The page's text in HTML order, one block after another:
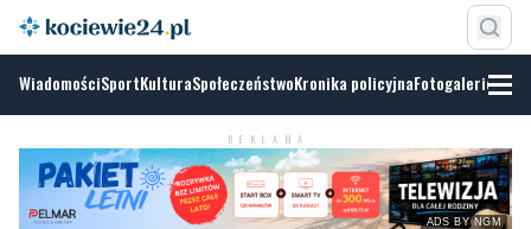
WiadomościSportKulturaSpołeczeństwoKronika policyjnaFotogalerie
REKLAMA
ADS BY NGM